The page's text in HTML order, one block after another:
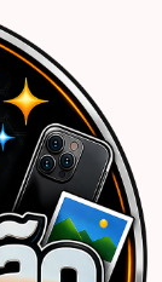
e Divertida